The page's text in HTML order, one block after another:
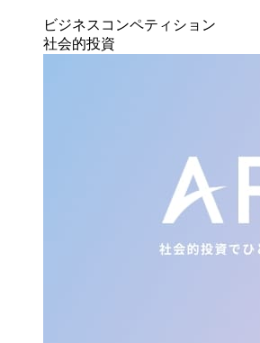
ビジネスコンペティション
社会的投資